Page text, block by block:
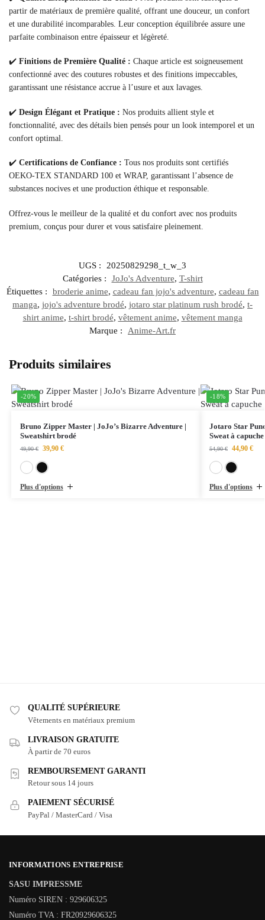
partir de matériaux de première qualité, offrant une douceur, un confort
et une durabilité incomparables. Leur conception équilibrée assure une
parfaite combinaison entre épaisseur et légèreté.
✔️ Finitions de Première Qualité : Chaque article est soigneusement
confectionné avec des coutures robustes et des finitions impeccables,
garantissant une résistance accrue à l’usure et aux lavages.
✔️ Design Élégant et Pratique : Nos produits allient style et
fonctionnalité, avec des détails bien pensés pour un look intemporel et un
confort optimal.
✔️ Certifications de Confiance : Tous nos produits sont certifiés
OEKO-TEX STANDARD 100 et WRAP, garantissant l’absence de
substances nocives et une production éthique et responsable.
Offrez-vous le meilleur de la qualité et du confort avec nos produits
premium, conçus pour durer et vous satisfaire pleinement.
UGS :
20250829298_t_w_3
Catégories :
JoJo's Adventure, T-shirt
Étiquettes :
broderie anime, cadeau fan jojo's adventure, cadeau fan
manga, jojo's adventure brodé, jotaro star platinum rush brodé, t-
shirt anime, t-shirt brodé, vêtement anime, vêtement manga
Marque :
Anime-Art.fr
Produits similaires
-20%
Bruno Zipper Master | JoJo’s Bizarre Adventure |
Sweatshirt brodé
49,90€ 39,90 €
Plus d'options
-18%
Jotaro Star
Sweat à
54,90€ 44,90 €
Plus d'options
QUALITÉ SUPÉRIEURE
Vêtements en matériaux premium
LIVRAISON GRATUITE
À partir de 70 euros
REMBOURSEMENT GARANTI
Retour sous 14 jours
PAIEMENT SÉCURISÉ
PayPal / MasterCard / Visa
INFORMATIONS ENTREPRISE
SASU IMPRESSME
Numéro SIREN : 929606325
Numéro TVA : FR20929606325